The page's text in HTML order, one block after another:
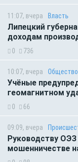
11:07, вчера Власть
Липецкий
доходам
0 736
10:07, вчера Общество
Учёные
геомагнитном
0 66
09:09, вчера
Руководству
мошенничестве